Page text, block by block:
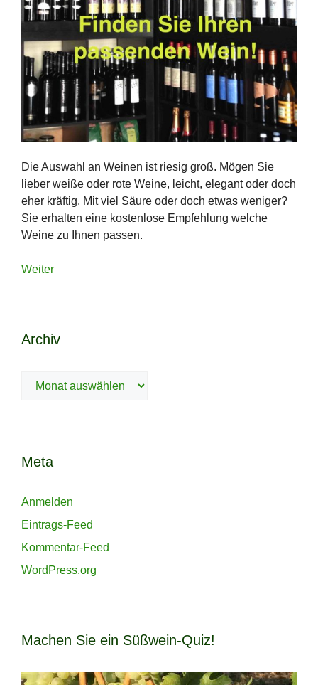
Die Auswahl an Weinen ist riesig groß. Mögen Sie
lieber weiße oder rote Weine, leicht, elegant oder doch
eher kräftig. Mit viel Säure oder doch etwas weniger?
Sie erhalten eine kostenlose Empfehlung welche
Weine zu Ihnen passen.
Weiter
Archiv
Archiv
Meta
Anmelden
Eintrags-Feed
Kommentar-Feed
WordPress.org
Machen Sie ein Süßwein-Quiz!